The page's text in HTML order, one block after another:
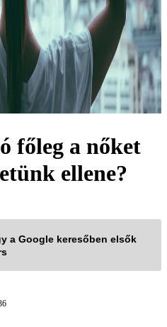
főleg a nőket
ellene?
a Google keresőben elsők